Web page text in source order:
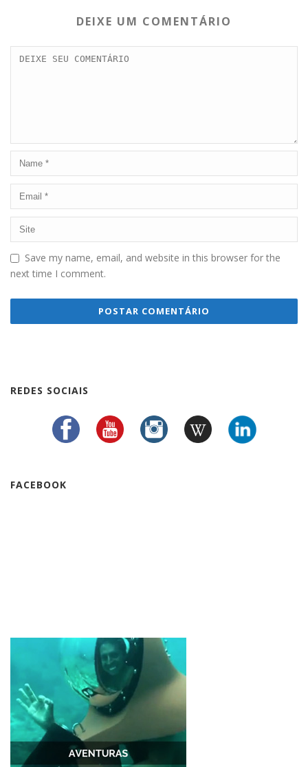
DEIXE UM COMENTÁRIO
Save my name, email, and website in this browser for the
next time I comment.
REDES SOCIAIS
FACEBOOK